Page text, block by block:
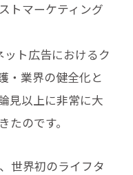
トマーケティング
ト広告におけるク
・業界の健全化と
見以上に非常に大
たのです。
世界初のライフタ